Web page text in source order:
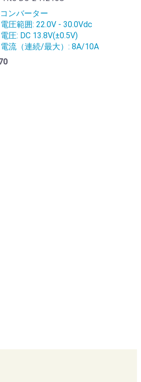
ンバーター
圧範囲: 22.0V - 30.0Vdc
圧: DC 13.8V(±0.5V)
流（連続/最大）: 8A/10A